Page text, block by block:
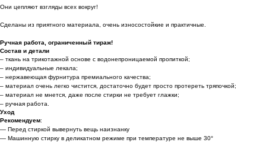
Они цепляют взгляды всех вокруг!
Сделаны из приятного материала, очень износостойкие и практичные.
Ручная работа, ограниченный тираж!
Состав и детали
– ткань на трикотажной основе с водонепроницаемой пропиткой;
– индивидуальные лекала;
– нержавеющая фурнитура премиального качества;
– материал очень легко чистится, достаточно будет просто протереть тряпочкой;
– материал не мнется, даже после стирки не требует глажки;
– ручная работа.
Уход
Рекомендуем:
— Перед стиркой вывернуть вещь наизнанку
— Машинную стирку в деликатном режиме при температуре не выше 30°